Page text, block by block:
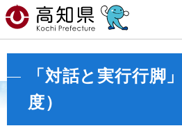
「対話と実行行脚
度）